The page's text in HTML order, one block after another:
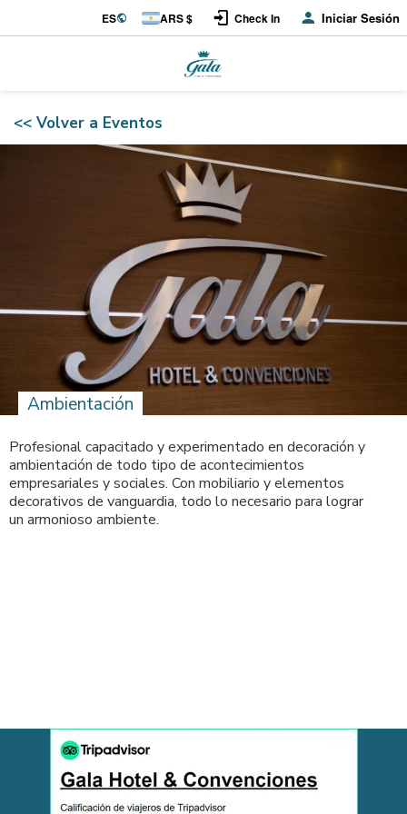
ES ARS $ Check In Iniciar Sesión
<< Volver a Eventos
Ambientación
Profesional capacitado y experimentado en decoración y
ambientación de todo tipo de acontecimientos
empresariales y sociales. Con mobiliario y elementos
decorativos de vanguardia, todo lo necesario para lograr
un armonioso ambiente.